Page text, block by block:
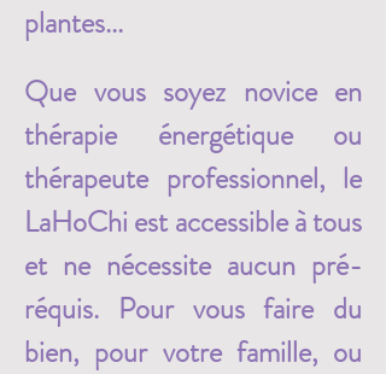
plantes...
Que vous soyez novice en
thérapie énergétique ou
thérapeute professionnel, le
LaHoChi est accessible à tous
et ne nécessite aucun pré-
réquis. Pour vous faire du
bien, pour votre famille, ou